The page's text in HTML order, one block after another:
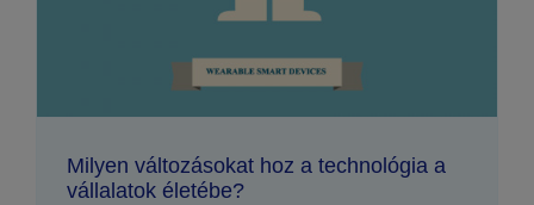
Milyen változásokat hoz a technológia a
vállalatok életébe?